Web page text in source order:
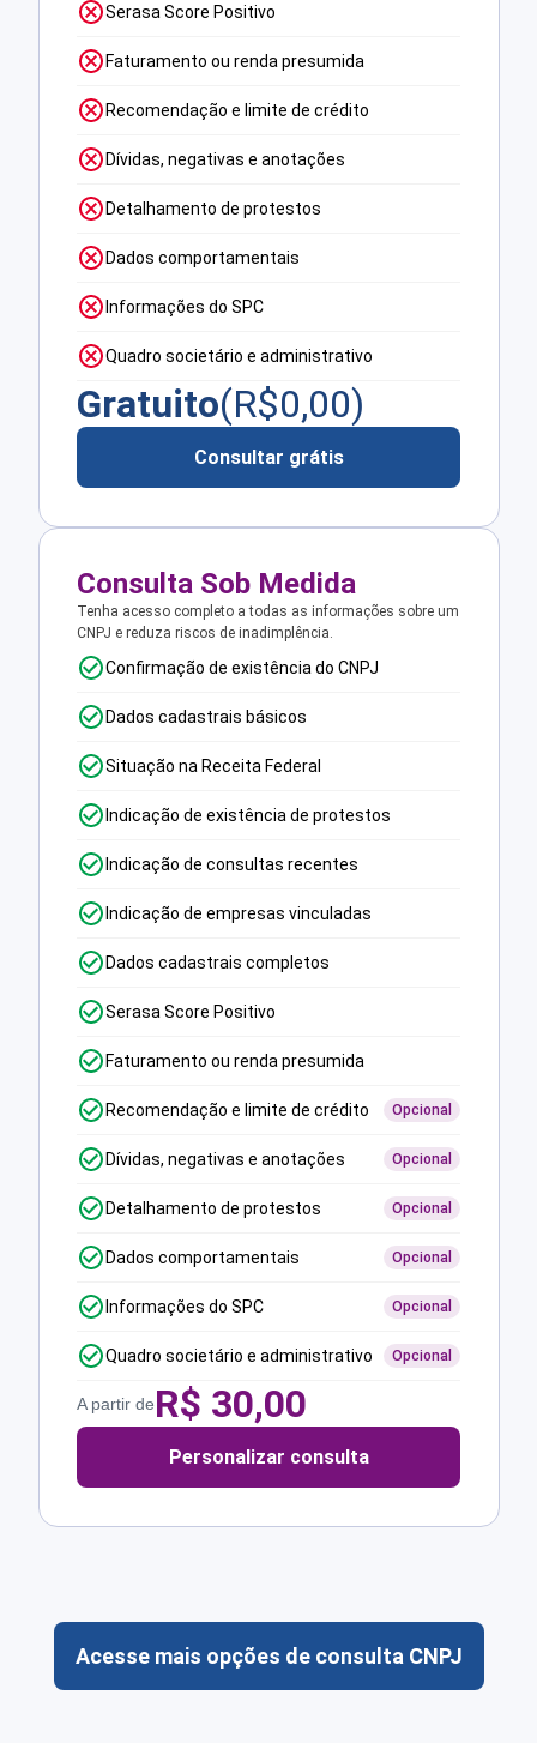
Serasa Score Positivo
Faturamento ou renda presumida
Recomendação e limite de crédito
Dívidas, negativas e anotações
Detalhamento de protestos
Dados comportamentais
Informações do SPC
Quadro societário e administrativo
Gratuito(R$0,00)
Consultar grátis
Consulta Sob Medida
Tenha acesso completo a todas as informações sobre um
CNPJ e reduza riscos de inadimplência.
Confirmação de existência do CNPJ
Dados cadastrais básicos
Situação na Receita Federal
Indicação de existência de protestos
Indicação de consultas recentes
Indicação de empresas vinculadas
Dados cadastrais completos
Serasa Score Positivo
Faturamento ou renda presumida
Recomendação e limite de crédito Opcional
Dívidas, negativas e anotações Opcional
Detalhamento de protestos Opcional
Dados comportamentais Opcional
Informações do SPC Opcional
Quadro societário e administrativo Opcional
A partir deR$ 30,00
Personalizar consulta
Acesse mais opções de consulta CNPJ